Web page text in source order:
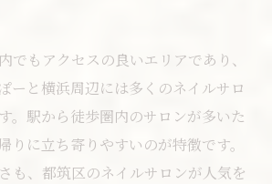
で叶える美しいネイルアート
で便利なネイルサロン利用術
とで叶うスピードネイル体験
も満足できるネイルデザイン選び
でもアクセスの良いエリアであり、
ーと横浜周辺には多くのネイルサロ
。駅から徒歩圏内のサロンが多いた
りに立ち寄りやすいのが特徴です。
も、都筑区のネイルサロンが人気を